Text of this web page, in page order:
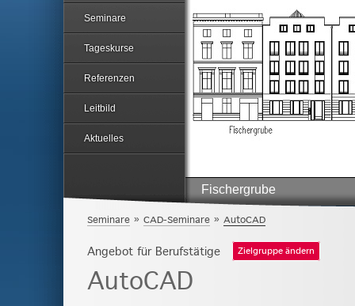
Fischergrube
Seminare
Tageskurse
Referenzen
Leitbild
Aktuelles
Seminare » CAD-Seminare » AutoCAD
Angebot für Berufstätige Zielgruppe ändern
AutoCAD